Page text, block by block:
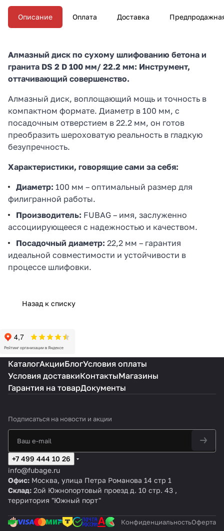
Описание Оплата Доставка
Алмазный диск по сухому шлифованию бетона и
гранита DS 2 D 100 мм/ 22.2 мм: Инструмент,
оттачивающий совершенство.
Алмазный диск, воплощающий мощь и точность в
компактном формате. Диаметр в 100 мм, с
посадочным отверстием в 22.2 мм, он готов
преобразить шероховатую реальность в гладкую
безупречность.
Характеристики, говорящие сами за себя:
Диаметр: 100 мм – оптимальный размер для
филигранной работы.
Производитель: FUBAG – имя, заслуженно
ассоциирующееся с надежностью и качеством.
Посадочный диаметр: 22,2 мм – гарантия
идеальной совместимости и устойчивости в
процессе шлифовки.
Назад к списку
КаталогАкцииБлогУсловия оплаты
Условия доставкиКонтактыМагазины
Гарантия на товарДокументы
Подписаться на новости и акции
+7 499 444 10 26
info@fubage.ru
Офис: Москва, улица Петра Романова 14 стр 1
Склад: 2ой Южнопортовый проезд д. 10 стр. 43 ,
территория "Южный порт"
КонфиденциальностьОферта